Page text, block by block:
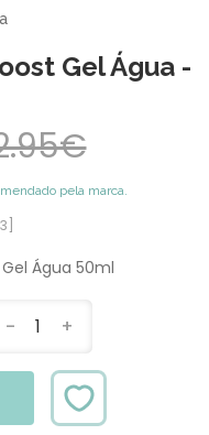
Gel Água -
pela marca.
Água 50ml
- 1 +